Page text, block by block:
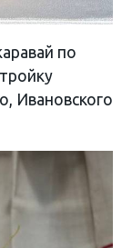
по
Ивановского